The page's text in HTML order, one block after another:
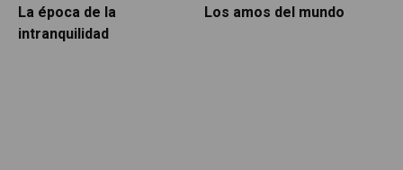
La época de la
intranquilidad
Los amos del mundo